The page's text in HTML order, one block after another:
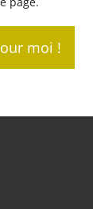
projet.
moi !